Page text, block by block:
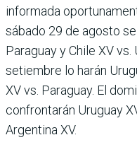
infor­mada
sábado 29 de agosto
Paraguay y Chile XV
setiembre lo harán
XV vs. Paraguay. El
confrontarán Uruguay
Argentina XV.